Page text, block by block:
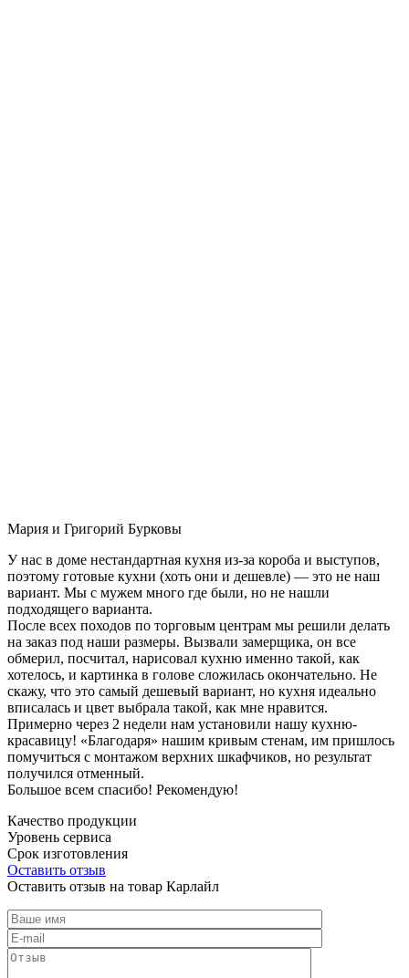
Мария и Григорий Бурковы
У нас в доме нестандартная кухня из-за короба и выступов,
поэтому готовые кухни (хоть они и дешевле) — это не наш
вариант. Мы с мужем много где были, но не нашли
подходящего варианта.
После всех походов по торговым центрам мы решили делать
на заказ под наши размеры. Вызвали замерщика, он все
обмерил, посчитал, нарисовал кухню именно такой, как
хотелось, и картинка в голове сложилась окончательно. Не
скажу, что это самый дешевый вариант, но кухня идеально
вписалась и цвет выбрала такой, как мне нравится.
Примерно через 2 недели нам установили нашу кухню-
красавицу! «Благодаря» нашим кривым стенам, им пришлось
помучиться с монтажом верхних шкафчиков, но результат
получился отменный.
Большое всем спасибо! Рекомендую!
Качество продукции
Уровень сервиса
Срок изготовления
Оставить отзыв
Оставить отзыв на товар Карлайл